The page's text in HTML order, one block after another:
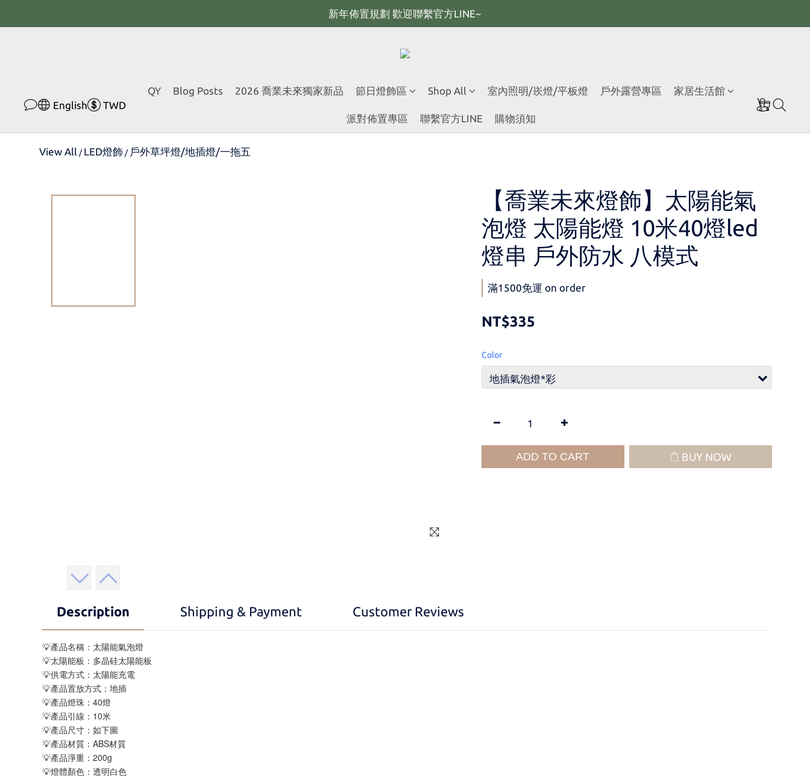
新年佈置規劃 歡迎聯繫官方LINE~
新年佈置規劃 歡迎聯繫官方LINE~
新年佈置規劃 歡迎聯繫官方LINE~
English
TWD
QY Blog Posts 2026 喬業未來獨家新品 節日燈飾區 Shop All 室內照明/崁燈/平板燈 戶外露營專區 家居生活館
派對佈置專區 聯繫官方LINE 購物須知
View All / LED燈飾 / 戶外草坪燈/地插燈/一拖五
【喬業未來燈飾】太陽能氣
泡燈 太陽能燈 10米40燈led
燈串 戶外防水 八模式
滿1500免運 on order
NT$335
Color
ADD TO CART BUY NOW
Description Shipping & Payment Customer Reviews
💡產品名稱：太陽能氣泡燈
💡太陽能板：多晶硅太陽能板
💡供電方式：太陽能充電
💡產品置放方式：地插
💡產品燈珠：40燈
💡產品引線：10米
💡產品尺寸：如下圖
💡產品材質：ABS材質
💡產品淨重：200g
💡燈體顏色：透明白色